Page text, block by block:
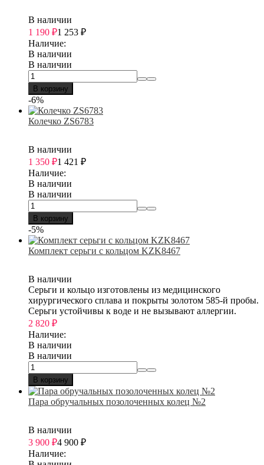
В наличии
1 190 ₽1 253 ₽
Наличие:
В наличии
В наличии
В корзину
-6%
Колечко ZS6783
В наличии
1 350 ₽1 421 ₽
Наличие:
В наличии
В наличии
В корзину
-5%
Комплект серьги с кольцом KZK8467
В наличии
Серьги и кольцо изготовлены из медицинского
хирургического сплава и покрыты золотом 585-й пробы.
Серьги устойчивы к воде и не вызывают аллергии.
2 820 ₽
Наличие:
В наличии
В наличии
В корзину
Пара обручальных позолоченных колец №2
В наличии
3 900 ₽4 900 ₽
Наличие: